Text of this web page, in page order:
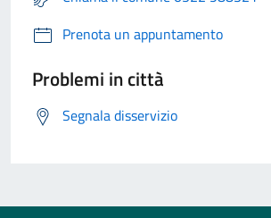
Prenota un appuntamento
Problemi in città
Segnala disservizio